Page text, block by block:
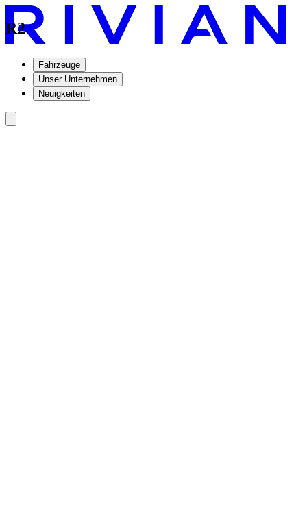
Fahrzeuge
Unser Unternehmen
Neuigkeiten
R2